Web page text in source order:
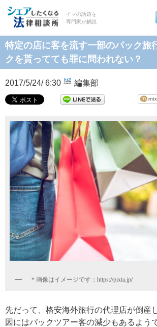
イマの話題を
専門家が解説
特定の店に客を流す一部のパック旅
クを貰ってても罪に問われない？
2017/5/24/ 6:30 編集部
＊画像はイメージです：https://pixta.jp/
先だって、格安海外旅行の代理店が倒産
因にはパックツアー客の減少もあるよう